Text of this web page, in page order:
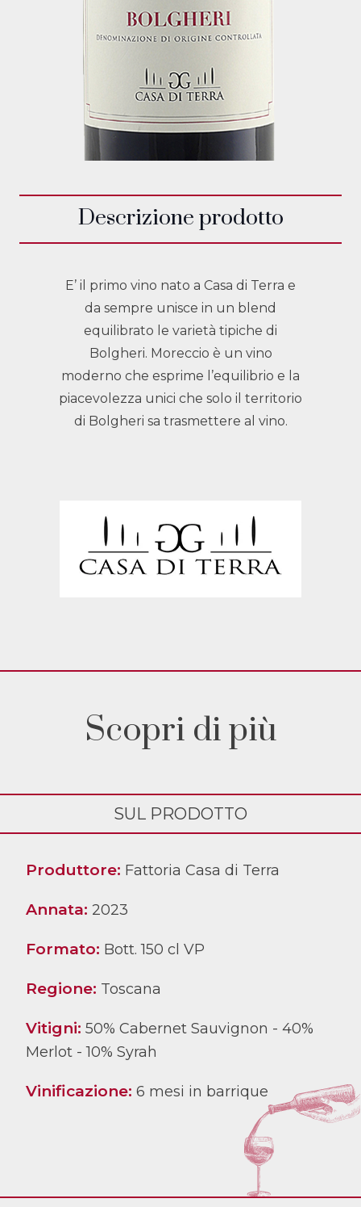
Descrizione prodotto
E’ il primo vino nato a Casa di Terra e
da sempre unisce in un blend
equilibrato le varietà tipiche di
Bolgheri. Moreccio è un vino
moderno che esprime l’equilibrio e la
piacevolezza unici che solo il territorio
di Bolgheri sa trasmettere al vino.
Scopri di più
SUL PRODOTTO
Produttore: Fattoria Casa di Terra
Annata: 2023
Formato: Bott. 150 cl VP
Regione: Toscana
Vitigni: 50% Cabernet Sauvignon - 40%
Merlot - 10% Syrah
Vinificazione: 6 mesi in barrique